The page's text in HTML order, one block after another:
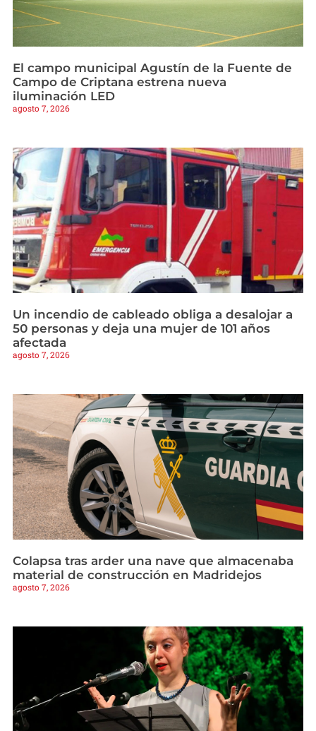
El campo municipal Agustín de la Fuente de
Campo de Criptana estrena nueva
iluminación LED
agosto 7, 2026
Un incendio de cableado obliga a desalojar a
50 personas y deja una mujer de 101 años
afectada
agosto 7, 2026
Colapsa tras arder una nave que almacenaba
material de construcción en Madridejos
agosto 7, 2026